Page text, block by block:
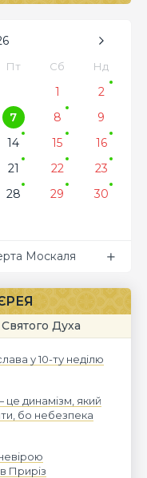
Пт Сб Нд
1
2
7 8
9
14 15
16
21 22
23
28 29
30
Москаля
Святого Духа
у 10-ту неділю
це динамізм, який
бо небезпека
Приріз